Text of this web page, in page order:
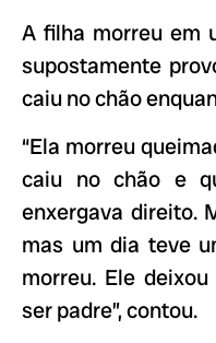
A filha morreu em
supostamente
caiu no chão
“Ela morreu
caiu no chão e
enxergava direito.
mas um dia teve
morreu. Ele
ser padre”, contou.